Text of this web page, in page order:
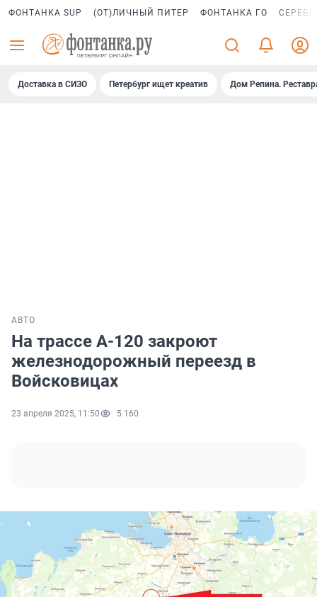
ФОНТАНКА SUP (ОТ)ЛИЧНЫЙ ПИТЕР ФОНТАНКА ГО
Доставка в СИЗО Петербург ищет креатив Дом Репина.
АВТО
На трассе А-120 закроют
железнодорожный переезд в
Войсковицах
23 апреля 2025, 11:50 5 160